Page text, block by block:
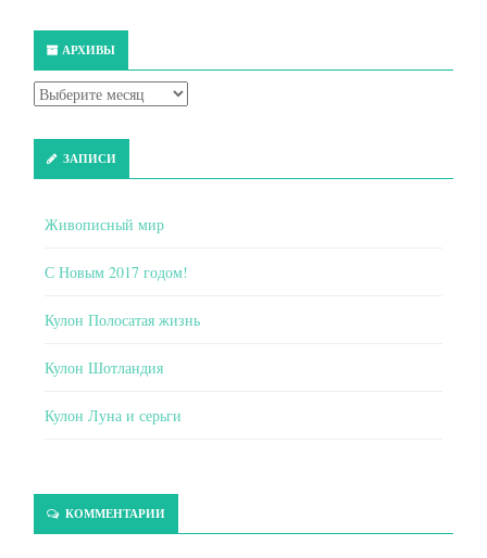
АРХИВЫ
ЗАПИСИ
Живописный мир
С Новым 2017 годом!
Кулон Полосатая жизнь
Кулон Шотландия
Кулон Луна и серьги
КОММЕНТАРИИ